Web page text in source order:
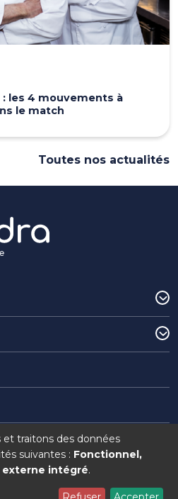
: les 4 mouvements à
le match
Toutes nos actualités
du Groupe Interaction
de confidentialitéPolitique de cookies
et traitons des données
suivantes : Fonctionnel,
intégré.